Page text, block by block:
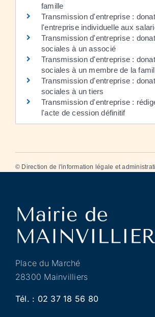
famille
Transmission d'entreprise :
l'entreprise individuelle aux
Transmission d'entreprise :
sociales à un associé
Transmission d'entreprise :
sociales à un membre de la
Transmission d'entreprise :
sociales à un tiers
Transmission d'entreprise :
l'acte de cession définitif
© Direction de l'information légale et
Place du Marché
28300 Mainvilliers
Tél. : 02 37 18 56 80